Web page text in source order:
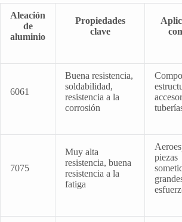
Aleación
de
aluminio
Propiedades
clave
6061
Buena resistencia,
soldabilidad,
resistencia a la
corrosión
7075
Muy alta
resistencia, buena
resistencia a la
fatiga
piezas